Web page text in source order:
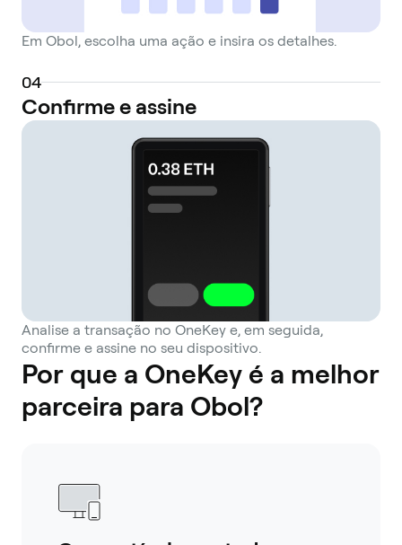
Em Obol, escolha uma ação e insira os detalhes.
04
Confirme e assine
Analise a transação no OneKey e, em seguida,
confirme e assine no seu dispositivo.
Por que a OneKey é a melhor
parceira para Obol?